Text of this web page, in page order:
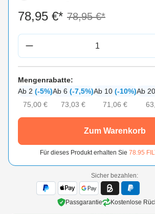
Produkt Anzahl: Gib den
78,95 €* 78,95 €*
Mengenrabatte:
Ab 2 (-5%)
75,00 €
Ab 6 (-7,5%)
73,03 €
Ab 10 (-10%)
71,06 €
Ab 20
Zum Warenkorb
Für dieses Produkt erhalten Sie 78.95
Sicher bezahlen:
Passgarantie Kostenlose